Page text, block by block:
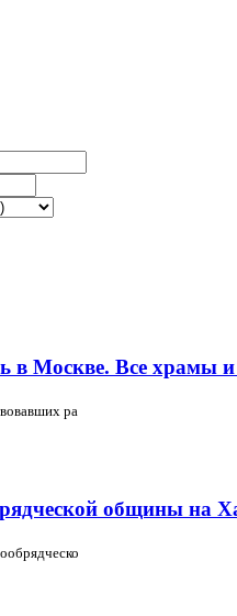
в Москве. Все храмы
ра
общины на